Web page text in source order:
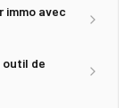
immo avec
outil de